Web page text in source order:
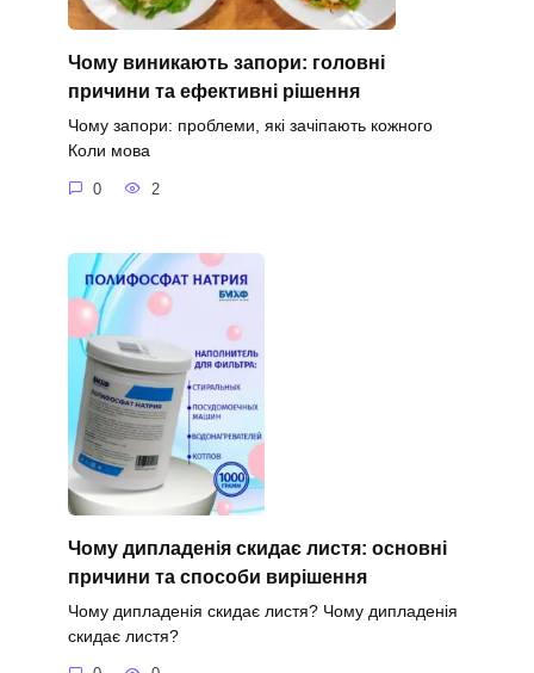
Чому виникають запори: головні
причини та ефективні рішення
Чому запори: проблеми, які зачіпають кожного
Коли мова
0 2
Чому дипладенія скидає листя: основні
причини та способи вирішення
Чому дипладенія скидає листя? Чому дипладенія
скидає листя?